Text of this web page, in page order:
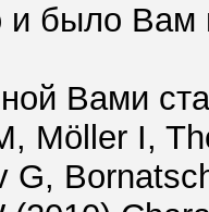
и было Вам
Вами
Möller I,
G,